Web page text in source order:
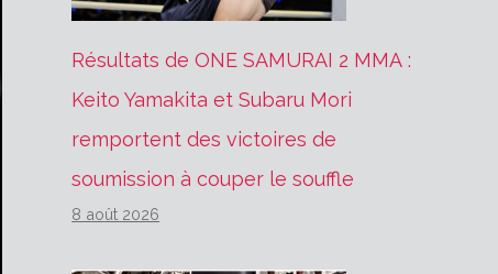
Résultats de ONE SAMURAI 2 MMA :
Keito Yamakita et Subaru Mori
remportent des victoires de
soumission à couper le souffle
8 août 2026